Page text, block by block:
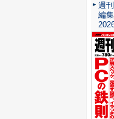
週
編